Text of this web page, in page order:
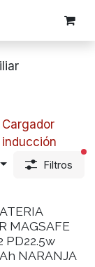
​​Cargador
inducción
Filtros
MAGSAFE
PD22.5w
NARANJA